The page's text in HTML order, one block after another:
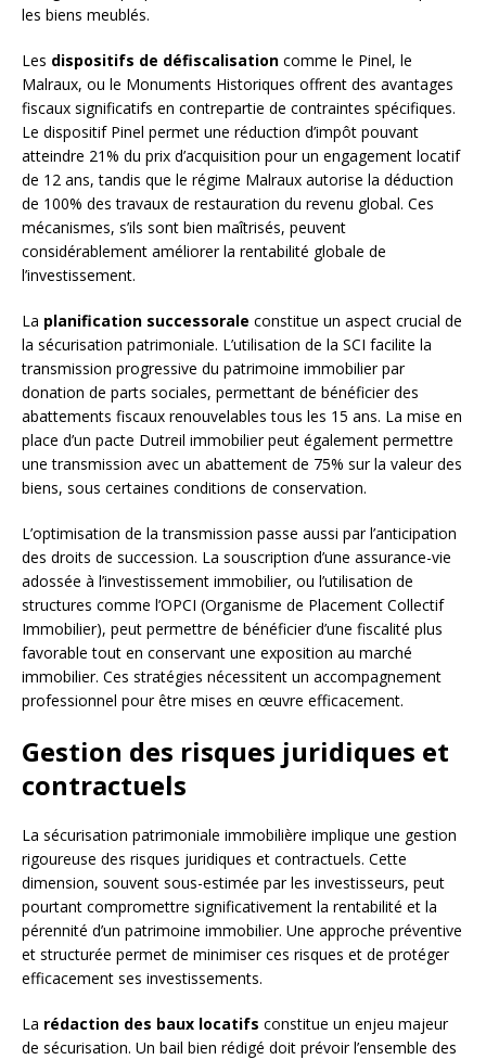
les biens meublés.
Les dispositifs de défiscalisation comme le Pinel, le
Malraux, ou le Monuments Historiques offrent des avantages
fiscaux significatifs en contrepartie de contraintes spécifiques.
Le dispositif Pinel permet une réduction d’impôt pouvant
atteindre 21% du prix d’acquisition pour un engagement locatif
de 12 ans, tandis que le régime Malraux autorise la déduction
de 100% des travaux de restauration du revenu global. Ces
mécanismes, s’ils sont bien maîtrisés, peuvent
considérablement améliorer la rentabilité globale de
l’investissement.
La planification successorale constitue un aspect crucial de
la sécurisation patrimoniale. L’utilisation de la SCI facilite la
transmission progressive du patrimoine immobilier par
donation de parts sociales, permettant de bénéficier des
abattements fiscaux renouvelables tous les 15 ans. La mise en
place d’un pacte Dutreil immobilier peut également permettre
une transmission avec un abattement de 75% sur la valeur des
biens, sous certaines conditions de conservation.
L’optimisation de la transmission passe aussi par l’anticipation
des droits de succession. La souscription d’une assurance-vie
adossée à l’investissement immobilier, ou l’utilisation de
structures comme l’OPCI (Organisme de Placement Collectif
Immobilier), peut permettre de bénéficier d’une fiscalité plus
favorable tout en conservant une exposition au marché
immobilier. Ces stratégies nécessitent un accompagnement
professionnel pour être mises en œuvre efficacement.
Gestion des risques juridiques et
contractuels
La sécurisation patrimoniale immobilière implique une gestion
rigoureuse des risques juridiques et contractuels. Cette
dimension, souvent sous-estimée par les investisseurs, peut
pourtant compromettre significativement la rentabilité et la
pérennité d’un patrimoine immobilier. Une approche préventive
et structurée permet de minimiser ces risques et de protéger
efficacement ses investissements.
La rédaction des baux locatifs constitue un enjeu majeur
de sécurisation. Un bail bien rédigé doit prévoir l’ensemble des